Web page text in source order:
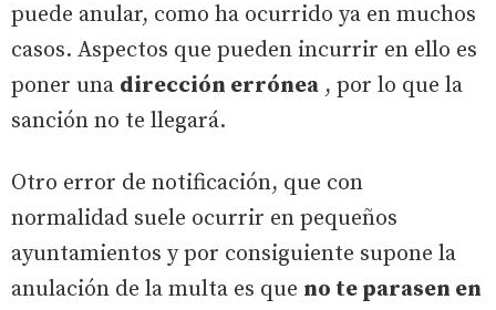
puede anular, como ha ocurrido ya en muchos
casos. Aspectos que pueden incurrir en ello es
poner una dirección errónea , por lo que la
sanción no te llegará.
Otro error de notificación, que con
normalidad suele ocurrir en pequeños
ayuntamientos y por consiguiente supone la
anulación de la multa es que no te parasen en